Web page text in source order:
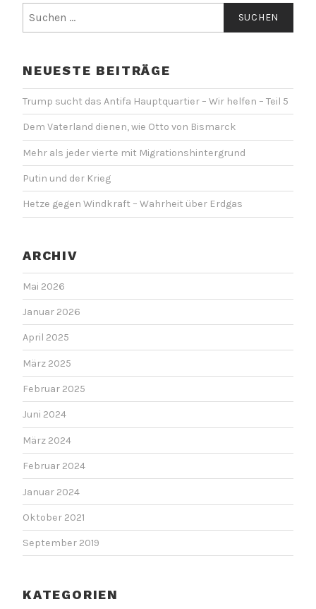
nach:
NEUESTE BEITRÄGE
Trump sucht das Antifa Hauptquartier – Wir helfen – Teil 5
Dem Vaterland dienen, wie Otto von Bismarck
Mehr als jeder vierte mit Migrationshintergrund
Putin und der Krieg
Hetze gegen Windkraft – Wahrheit über Erdgas
ARCHIV
Mai 2026
Januar 2026
April 2025
März 2025
Februar 2025
Juni 2024
März 2024
Februar 2024
Januar 2024
Oktober 2021
September 2019
KATEGORIEN